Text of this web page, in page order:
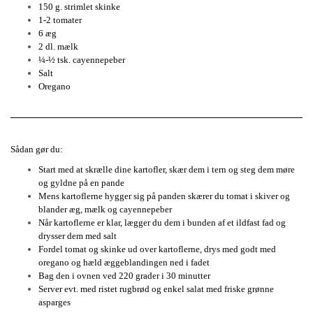
150 g. strimlet skinke
1-2 tomater
6 æg
2 dl. mælk
¼-½ tsk. cayennepeber
Salt
Oregano
Sådan gør du:
Start med at skrælle dine kartofler, skær dem i tern og steg dem møre
og gyldne på en pande
Mens kartoflerne hygger sig på panden skærer du tomat i skiver og
blander æg, mælk og cayennepeber
Når kartoflerne er klar, lægger du dem i bunden af et ildfast fad og
drysser dem med salt
Fordel tomat og skinke ud over kartoflerne, drys med godt med
oregano og hæld æggeblandingen ned i fadet
Bag den i ovnen ved 220 grader i 30 minutter
Server evt. med ristet rugbrød og enkel salat med friske grønne
asparges